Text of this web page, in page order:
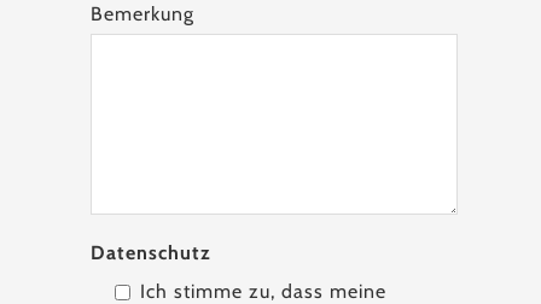
Bemerkung
Datenschutz
Ich stimme zu, dass meine